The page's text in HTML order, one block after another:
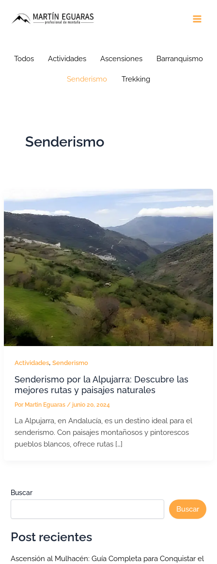
Todos Actividades Ascensiones Barranquismo
Senderismo Trekking
Senderismo
Actividades, Senderismo
Senderismo por la Alpujarra: Descubre las
mejores rutas y paisajes naturales
Por Martin Eguaras / junio 20, 2024
La Alpujarra, en Andalucía, es un destino ideal para el
senderismo. Con paisajes montañosos y pintorescos
pueblos blancos, ofrece rutas […]
Buscar
Buscar
Post recientes
Ascensión al Mulhacén: Guía Completa para Conquistar el